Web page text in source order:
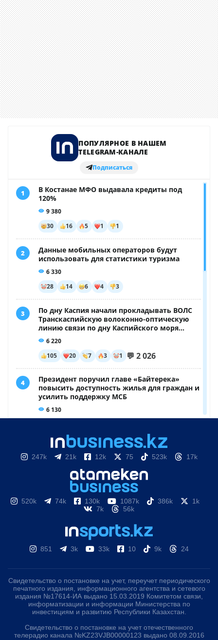
247k 21k 12k 75 523k 17k
520k 74k 130k 1087k 386k
1k
7k
56k
851 3k 33k 10 9k 24
Свидетельство о постановке на учет, переучет периодического
печатного издания, информационного агентства и сетевого
издания №17614-ИА выдано 15.03.2019 Комитетом связи,
информатизации и информации Министерства по
инвестициям и развитию Республики Казахстан.
Свидетельство о постановке на учет отечественного
телерадио канала №KZ23VJB00000123 выдано 08.09.2016